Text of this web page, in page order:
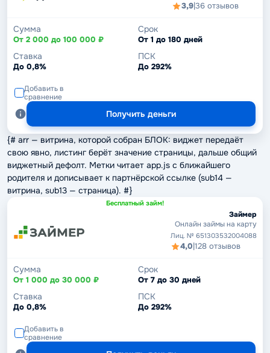
3,9|36 отзывов
Сумма
От 2 000 до 100 000 ₽
Срок
От 1 до 180 дней
Ставка
До 0,8%
ПСК
До 292%
Добавить в
сравнение
Получить деньги
{# arr — витрина, которой собран БЛОК: виджет передаёт
свою явно, листинг берёт значение страницы, дальше общий
виджетный дефолт. Метки читает app.js с ближайшего
родителя и дописывает к партнёрской ссылке (sub14 —
витрина, sub13 — страница). #}
Бесплатный займ!
Займер
Онлайн займы на карту
Лиц. № 651303532004088
4,0|128 отзывов
Сумма
От 1 000 до 30 000 ₽
Срок
От 7 до 30 дней
Ставка
До 0,8%
ПСК
До 292%
Добавить в
сравнение